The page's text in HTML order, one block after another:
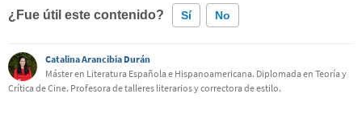
¿Fue útil este contenido? Sí No
Este contenido contiene información incorrecta
Catalina Arancibia Durán
Máster en Literatura Española e Hispanoamericana. Diplomada en Teoría y
Crítica de Cine. Profesora de talleres literarios y correctora de estilo.